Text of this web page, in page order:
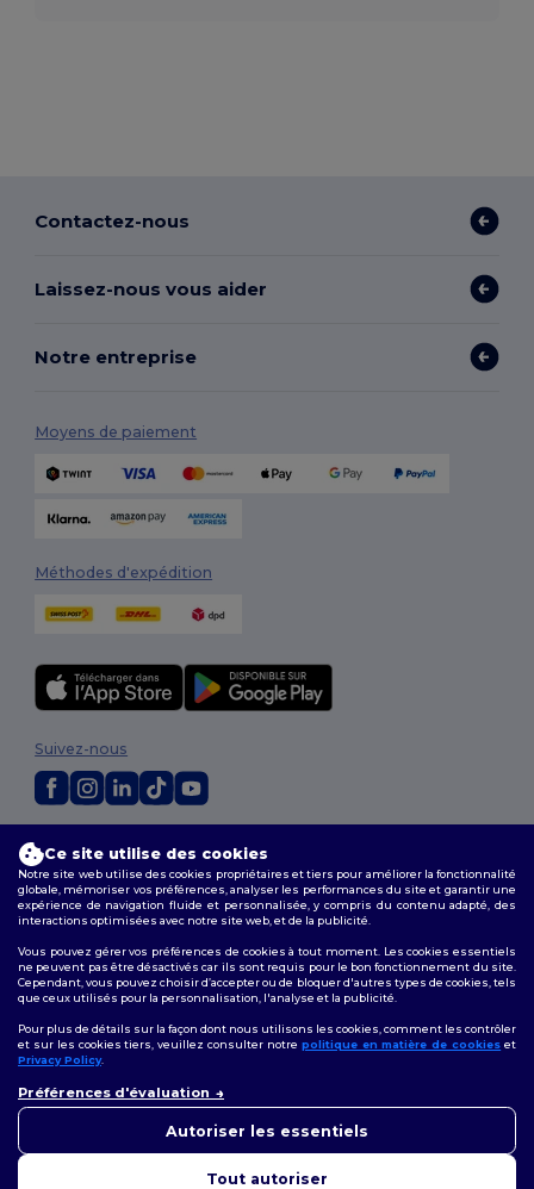
Contactez-nous
Laissez-nous vous aider
Notre entreprise
Moyens de paiement
Méthodes d'expédition
Conditions Générales |Politique de personnalisation
Confidentialité|Politique de Cookies|Plan du Site
Suivez-nous
Ce site utilise des cookies
Notre site web utilise des cookies propriétaires et tiers pour améliorer la fonctionnalité
globale, mémoriser vos préférences, analyser les performances du site et garantir une
expérience de navigation fluide et personnalisée, y compris du contenu adapté, des
interactions optimisées avec notre site web, et de la publicité.
Vous pouvez gérer vos préférences de cookies à tout moment. Les cookies essentiels
ne peuvent pas être désactivés car ils sont requis pour le bon fonctionnement du site.
Cependant, vous pouvez choisir d’accepter ou de bloquer d'autres types de cookies, tels
que ceux utilisés pour la personnalisation, l'analyse et la publicité.
Pour plus de détails sur la façon dont nous utilisons les cookies, comment les contrôler
et sur les cookies tiers, veuillez consulter notre politique en matière de cookies et
Privacy Policy.
Préférences d'évaluation
Autoriser les essentiels
Tout autoriser